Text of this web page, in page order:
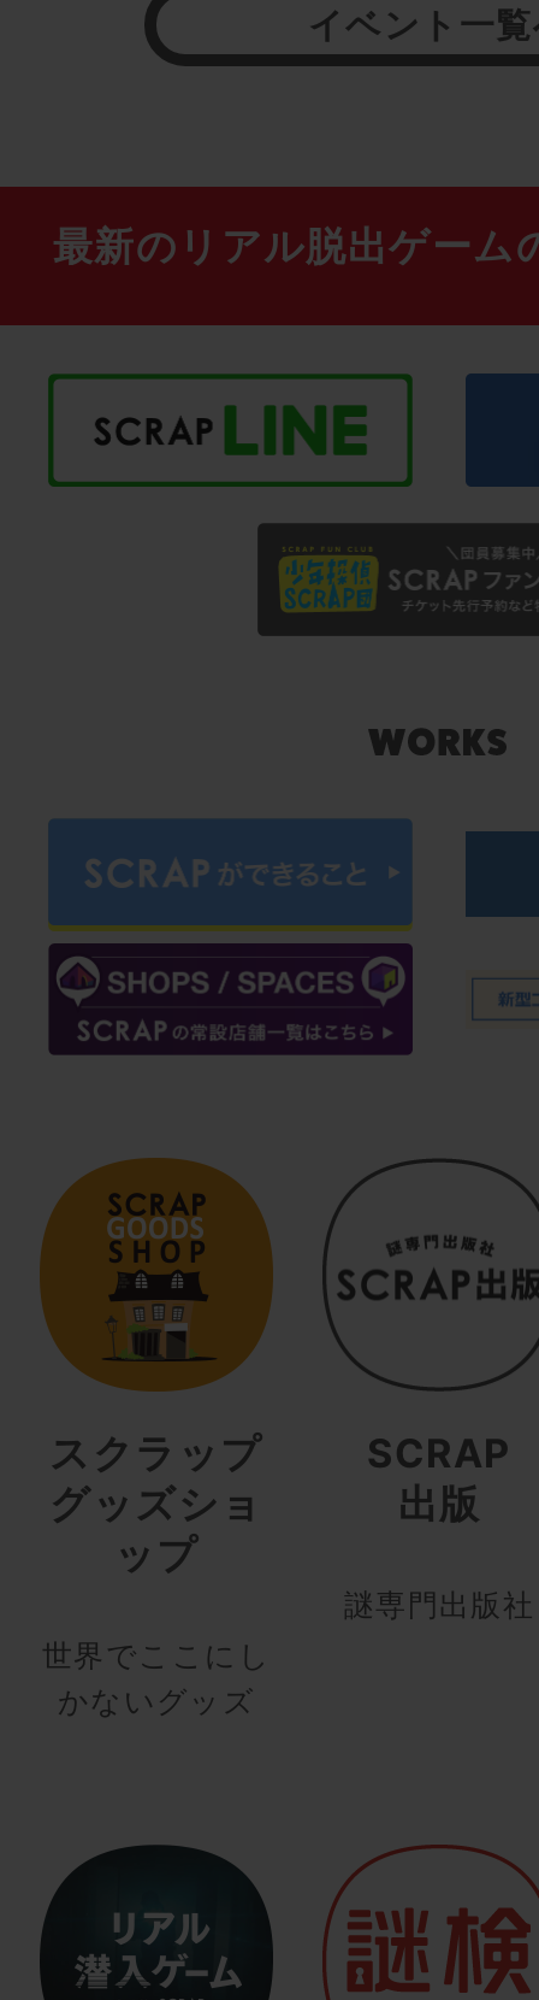
イベント一
最新のリアル脱出ゲーム
スクラップ
グッズショ
ップ
世界でここにし
かないグッズ
SCRAP
出版
謎専門出版社